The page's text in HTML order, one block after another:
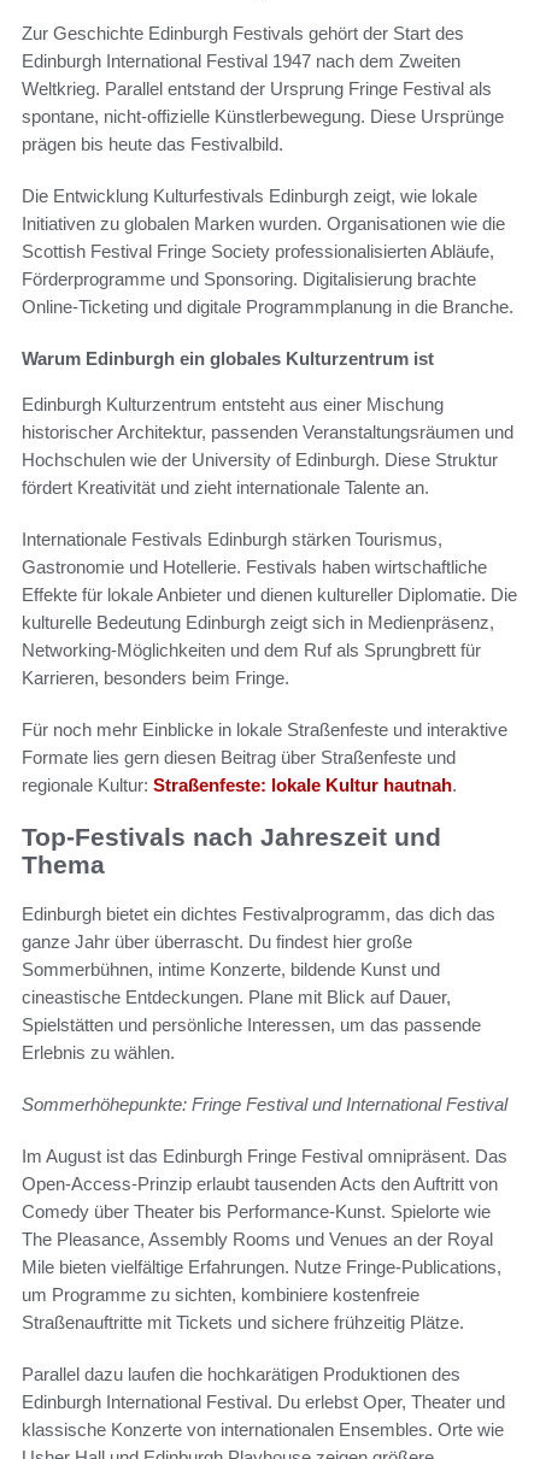
Zur Geschichte Edinburgh Festivals gehört der Start des
Edinburgh International Festival 1947 nach dem Zweiten
Weltkrieg. Parallel entstand der Ursprung Fringe Festival als
spontane, nicht-offizielle Künstlerbewegung. Diese Ursprünge
prägen bis heute das Festivalbild.
Die Entwicklung Kulturfestivals Edinburgh zeigt, wie lokale
Initiativen zu globalen Marken wurden. Organisationen wie die
Scottish Festival Fringe Society professionalisierten Abläufe,
Förderprogramme und Sponsoring. Digitalisierung brachte
Online-Ticketing und digitale Programmplanung in die Branche.
Warum Edinburgh ein globales Kulturzentrum ist
Edinburgh Kulturzentrum entsteht aus einer Mischung
historischer Architektur, passenden Veranstaltungsräumen und
Hochschulen wie der University of Edinburgh. Diese Struktur
fördert Kreativität und zieht internationale Talente an.
Internationale Festivals Edinburgh stärken Tourismus,
Gastronomie und Hotellerie. Festivals haben wirtschaftliche
Effekte für lokale Anbieter und dienen kultureller Diplomatie. Die
kulturelle Bedeutung Edinburgh zeigt sich in Medienpräsenz,
Networking-Möglichkeiten und dem Ruf als Sprungbrett für
Karrieren, besonders beim Fringe.
Für noch mehr Einblicke in lokale Straßenfeste und interaktive
Formate lies gern diesen Beitrag über Straßenfeste und
regionale Kultur: Straßenfeste: lokale Kultur hautnah.
Top-Festivals nach Jahreszeit und
Thema
Edinburgh bietet ein dichtes Festivalprogramm, das dich das
ganze Jahr über überrascht. Du findest hier große
Sommerbühnen, intime Konzerte, bildende Kunst und
cineastische Entdeckungen. Plane mit Blick auf Dauer,
Spielstätten und persönliche Interessen, um das passende
Erlebnis zu wählen.
Sommerhöhepunkte: Fringe Festival und International Festival
Im August ist das Edinburgh Fringe Festival omnipräsent. Das
Open-Access-Prinzip erlaubt tausenden Acts den Auftritt von
Comedy über Theater bis Performance-Kunst. Spielorte wie
The Pleasance, Assembly Rooms und Venues an der Royal
Mile bieten vielfältige Erfahrungen. Nutze Fringe-Publications,
um Programme zu sichten, kombiniere kostenfreie
Straßenauftritte mit Tickets und sichere frühzeitig Plätze.
Parallel dazu laufen die hochkarätigen Produktionen des
Edinburgh International Festival. Du erlebst Oper, Theater und
klassische Konzerte von internationalen Ensembles. Orte wie